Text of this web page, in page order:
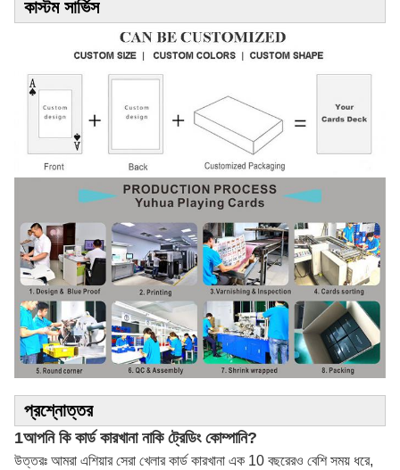
কাস্টম সার্ভিস
প্রশ্নোত্তর
1আপনি কি কার্ড কারখানা নাকি ট্রেডিং কোম্পানি?
উত্তরঃ আমরা এশিয়ার সেরা খেলার কার্ড কারখানা এক 10 বছরেরও বেশি সময় ধরে,